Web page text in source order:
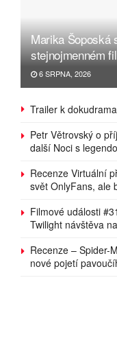
Marika Šoposká
stejnojmenném
6 SRPNA, 2026
Trailer k
Petr Větrovský o
další Noci s
Recenze Virtuální
svět OnlyFans, ale
Filmové události
Twilight návštěva
Recenze – Spider-
nové pojetí